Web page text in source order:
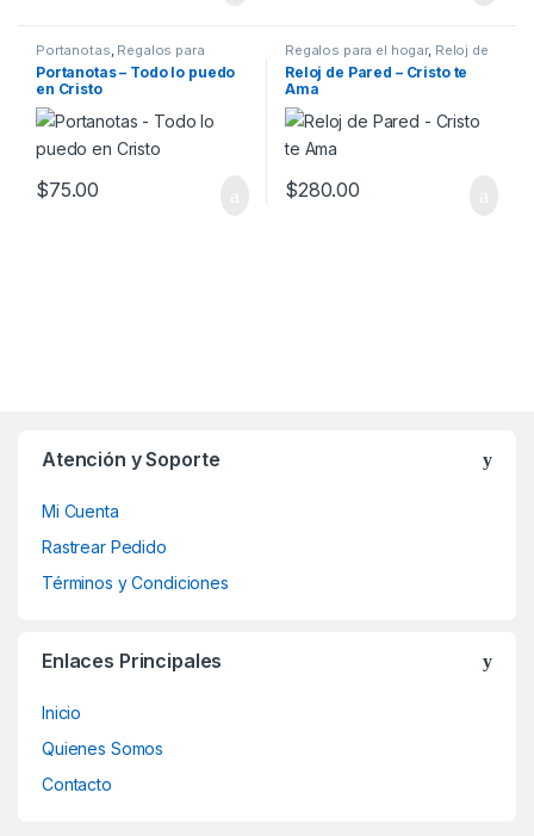
Portanotas, Regalos para
oficina
Portanotas – Todo lo puedo
en Cristo
$75.00
Regalos para el hogar, Reloj de
Pared
Reloj de Pared – Cristo te
Ama
$280.00
Atención y Soporte
Mi Cuenta
Rastrear Pedido
Términos y Condiciones
Enlaces Principales
Inicio
Quienes Somos
Contacto